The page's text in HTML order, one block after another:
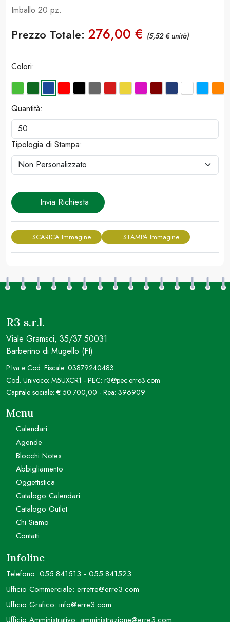
Imballo 20 pz.
Prezzo Totale: 276,00 € (5,52 € unità)
Colori:
Quantità:
Tipologia di Stampa:
Invia Richiesta
SCARICA Immagine STAMPA Immagine
R3 s.r.l.
Viale Gramsci, 35/37 50031
Barberino di Mugello (FI)
P.Iva e Cod. Fiscale: 03879240483
Cod. Univoco: M5UXCR1 - PEC: r3@pec.erre3.com
Capitale sociale: € 50.700,00 - Rea: 396909
Menu
Calendari
Agende
Blocchi Notes
Abbigliamento
Oggettistica
Catalogo Calendari
Catalogo Outlet
Chi Siamo
Contatti
Infoline
Telefono: 055.841513 - 055.841523
Ufficio Commerciale: erretre@erre3.com
Ufficio Grafico: info@erre3.com